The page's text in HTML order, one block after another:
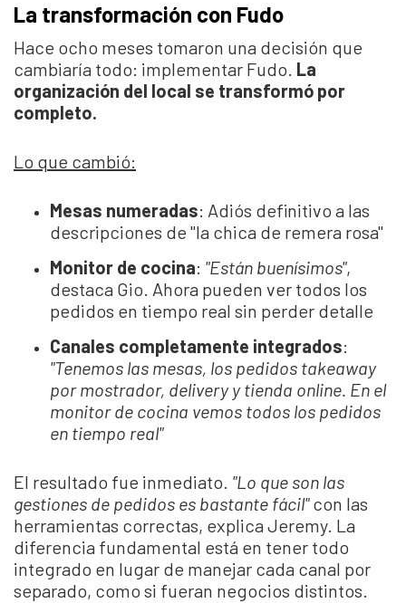
La transformación con Fudo
Hace ocho meses tomaron una decisión que
cambiaría todo: implementar Fudo. La
organización del local se transformó por
completo.
Lo que cambió:
Mesas numeradas: Adiós definitivo a las
descripciones de "la chica de remera rosa"
Monitor de cocina: "Están buenísimos",
destaca Gio. Ahora pueden ver todos los
pedidos en tiempo real sin perder detalle
Canales completamente integrados:
"Tenemos las mesas, los pedidos takeaway
por mostrador, delivery y tienda online. En el
monitor de cocina vemos todos los pedidos
en tiempo real"
El resultado fue inmediato. "Lo que son las
gestiones de pedidos es bastante fácil"con las
herramientas correctas, explica Jeremy. La
diferencia fundamental está en tener todo
integrado en lugar de manejar cada canal por
separado, como si fueran negocios distintos.